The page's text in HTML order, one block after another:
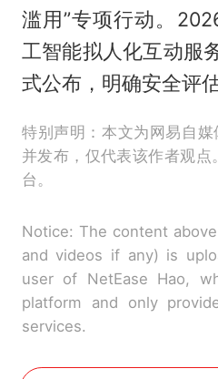
滥用”专项行动。
工智能拟人化互动服
式公布，明确安全评
特别声明：本文为网易自媒
并发布，仅代表该作者观
台。
Notice: The content
and videos if any) is
user of NetEase Hao,
platform and only
services.